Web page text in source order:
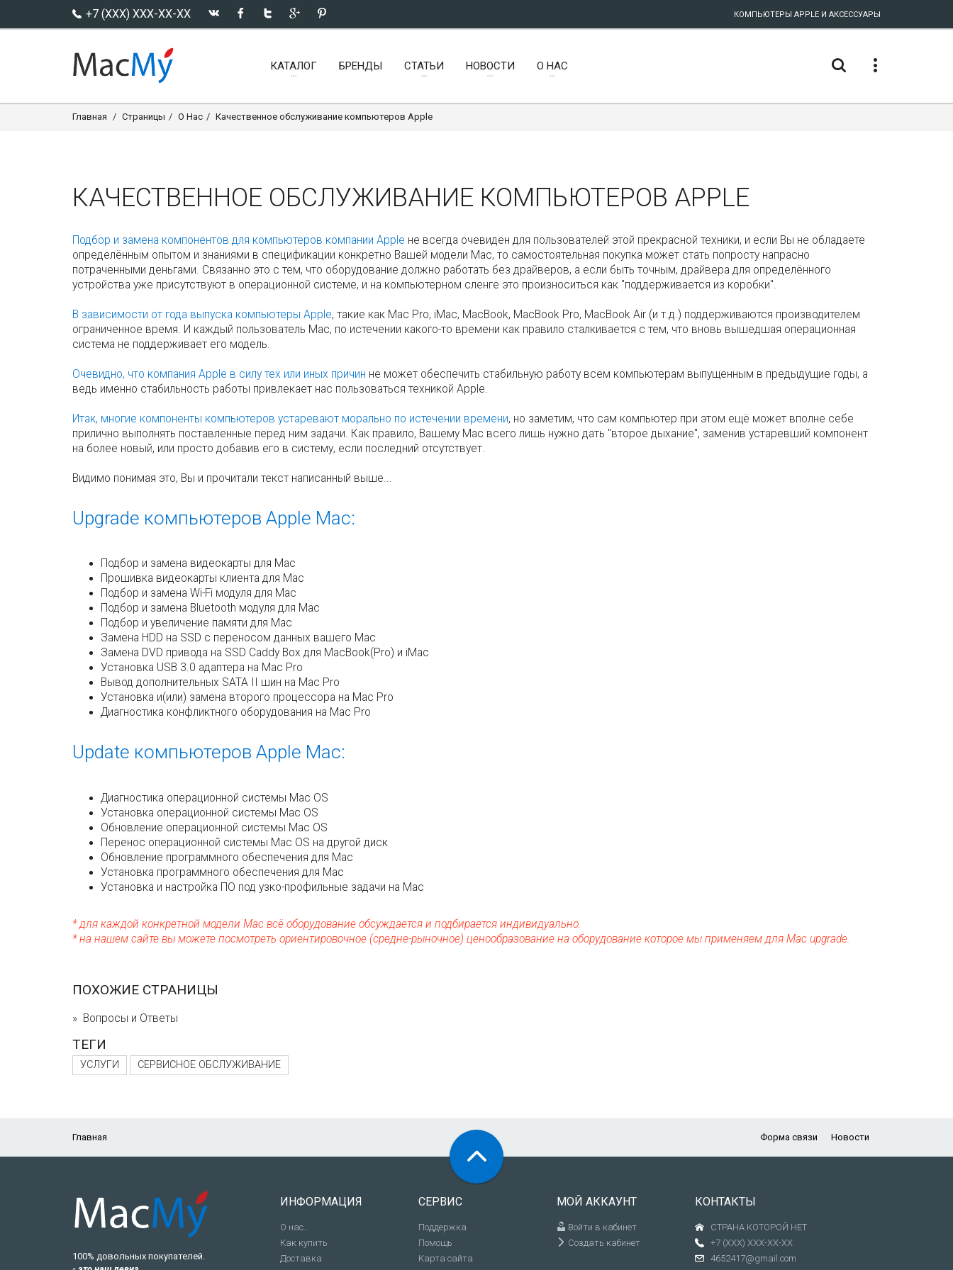
+7 (XXX) XXX-XX-XX КОМПЬЮТЕРЫ APPLE И АКСЕССУАРЫ
КАТАЛОГ БРЕНДЫ СТАТЬИ НОВОСТИ О НАС
Главная Страницы O Нас Качественное обслуживание компьютеров Apple
КАЧЕСТВЕННОЕ ОБСЛУЖИВАНИЕ КОМПЬЮТЕРОВ APPLE
Подбор и замена компонентов для компьютеров компании Apple не всегда очевиден для пользователей этой прекрасной техники, и если Вы не обладаете
определённым опытом и знаниями в спецификации конкретно Вашей модели Mac, то самостоятельная покупка может стать попросту напрасно
потраченными деньгами. Связанно это с тем, что оборудование должно работать без драйверов, а если быть точным, драйвера для определённого
устройства уже присутствуют в операционной системе, и на компьютерном сленге это произноситься как "поддерживается из коробки".
В зависимости от года выпуска компьютеры Apple, такие как Mac Pro, iMac, MacBook, MacBook Pro, MacBook Air (и т.д.) поддерживаются производителем
ограниченное время. И каждый пользователь Mac, по истечении какого-то времени как правило сталкивается с тем, что вновь вышедшая операционная
система не поддерживает его модель.
Очевидно, что компания Apple в силу тех или иных причин не может обеспечить стабильную работу всем компьютерам выпущенным в предыдущие годы, а
ведь именно стабильность работы привлекает нас пользоваться техникой Apple.
Итак, многие компоненты компьютеров устаревают морально по истечении времени, но заметим, что сам компьютер при этом ещё может вполне себе
прилично выполнять поставленные перед ним задачи. Как правило, Вашему Mac всего лишь нужно дать "второе дыхание", заменив устаревший компонент
на более новый, или просто добавив его в систему, если последний отсутствует.
Видимо понимая это, Вы и прочитали текст написанный выше...
Upgrade компьютеров Apple Mac:
Подбор и замена видеокарты для Mac
Прошивка видеокарты клиента для Mac
Подбор и замена Wi-Fi модуля для Mac
Подбор и замена Bluetooth модуля для Mac
Подбор и увеличение памяти для Mac
Замена HDD на SSD с переносом данных вашего Mac
Замена DVD привода на SSD Caddy Box для MacBook(Pro) и iMac
Установка USB 3.0 адаптера на Mac Pro
Вывод дополнительных SATA II шин на Mac Pro
Установка и(или) замена второго процессора на Mac Pro
Диагностика конфликтного оборудования на Mac Pro
Update компьютеров Apple Mac:
Диагностика операционной системы Mac OS
Установка операционной системы Mac OS
Обновление операционной системы Mac OS
Перенос операционной системы Mac OS на другой диск
Обновление программного обеспечения для Mac
Установка программного обеспечения для Mac
Установка и настройка ПО под узко-профильные задачи на Mac
* для каждой конкретной модели Mac всё оборудование обсуждается и подбирается индивидуально.
* на нашем сайте вы можете посмотреть ориентировочное (средне-рыночное) ценообразование на оборудование которое мы применяем для Mac upgrade.
ПОХОЖИЕ СТРАНИЦЫ
Вопросы и Ответы
ТЕГИ
УСЛУГИ СЕРВИСНОЕ ОБСЛУЖИВАНИЕ
Главная Форма связи Новости
100% довольных покупателей.
ИНФОРМАЦИЯ
О нас...
Как купить
Доставка
СЕРВИС
Поддержка
Помощь
Карта сайта
МОЙ АККАУНТ
Войти в кабинет
Создать кабинет
КОНТАКТЫ
СТРАНА КОТОРОЙ НЕТ
+7 (XXX) XXX-XX-XX
4652417@gmail.com